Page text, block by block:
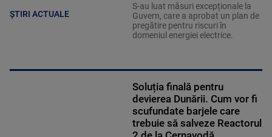
ȘTIRI ACTUALE
S-au luat măsuri excepționale la
Guvern, care a aprobat un plan de
pregătire pentru riscuri în
domeniul energiei electrice.
Soluția finală pentru
devierea Dunării. Cum vor fi
scufundate barjele care
trebuie să salveze Reactorul